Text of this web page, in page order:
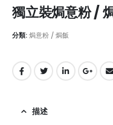
獨立裝焗意粉 /
分類:焗意粉 / 焗飯
描述